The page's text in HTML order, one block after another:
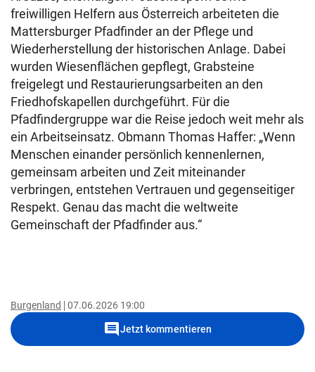
freiwilligen Helfern aus Österreich arbeiteten die
Mattersburger Pfadfinder an der Pflege und
Wiederherstellung der historischen Anlage. Dabei
wurden Wiesenflächen gepflegt, Grabsteine
freigelegt und Restaurierungsarbeiten an den
Friedhofskapellen durchgeführt. Für die
Pfadfindergruppe war die Reise jedoch weit mehr als
ein Arbeitseinsatz. Obmann Thomas Haffer: „Wenn
Menschen einander persönlich kennenlernen,
gemeinsam arbeiten und Zeit miteinander
verbringen, entstehen Vertrauen und gegenseitiger
Respekt. Genau das macht die weltweite
Gemeinschaft der Pfadfinder aus.“
Burgenland 07.06.2026 19:00
commentJetzt kommentieren